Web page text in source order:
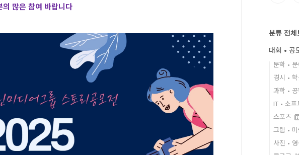
의 많은 참여 바랍니다
분류 전체
대회 • 공
문학 •
경시 •
과학 •
IT • 소
스포츠
그림 •
사진 •